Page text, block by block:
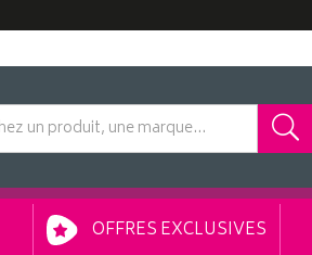
OFFRES EXCLUSIVES